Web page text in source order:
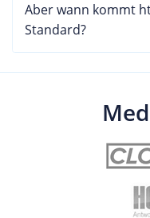
Aber wann kommt
Standard?